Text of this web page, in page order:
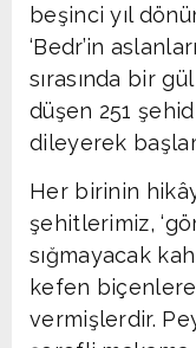
beşinci yıl
‘Bedr’in
sırasında bir
düşen 251
dileyerek
Her birinin
şehitlerimiz,
sığmayacak
kefen
vermişlerdir.